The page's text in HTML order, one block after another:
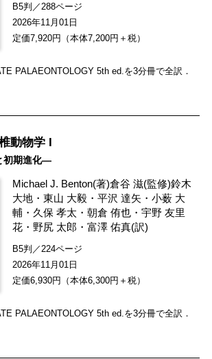
B5判／288ページ
2026年11月01日
定価7,920円（本体7,200円＋税）
PALAEONTOLOGY 5th ed.を3分冊で全訳．
動物学 I
初期進化―
Michael J. Benton(著)倉谷 滋(監修)鈴木
大地 ・東山 大毅 ・平沢 達矢 ・小薮 大
輔 ・ 久保 孝太 ・朝倉 侑也 ・宇野 友里
花 ・ 野尻 太郎 ・富澤 佑真(訳)
B5判／224ページ
2026年11月01日
定価6,930円（本体6,300円＋税）
PALAEONTOLOGY 5th ed.を3分冊で全訳．